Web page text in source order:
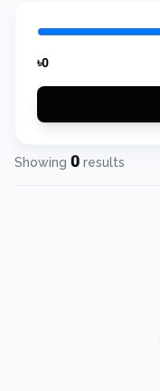
৳0
Showing 0 results